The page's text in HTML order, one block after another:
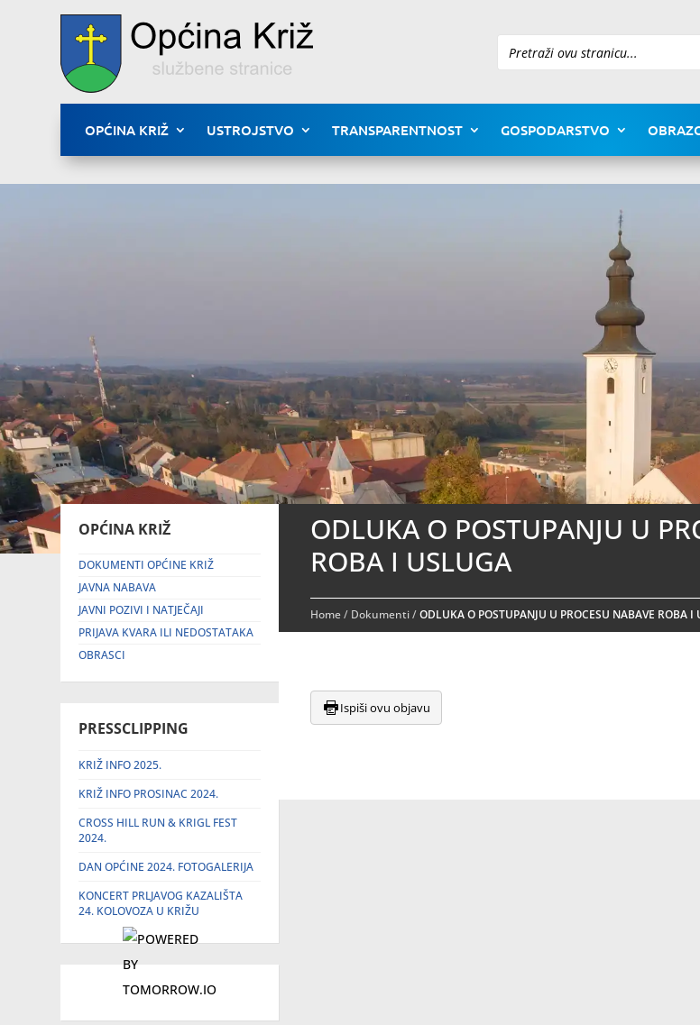
Pretraži
OPĆINA KRIŽ USTROJSTVO TRANSPARENTNOST GOSPODARSTVO
OPĆINA KRIŽ
DOKUMENTI OPĆINE KRIŽ
JAVNA NABAVA
JAVNI POZIVI I NATJEČAJI
PRIJAVA KVARA ILI NEDOSTATAKA
OBRASCI
PRESSCLIPPING
KRIŽ INFO 2025.
KRIŽ INFO PROSINAC 2024.
CROSS HILL RUN & KRIGL FEST
2024.
DAN OPĆINE 2024. FOTOGALERIJA
KONCERT PRLJAVOG KAZALIŠTA
24. KOLOVOZA U KRIŽU
ODLUKA O POSTUPANJU U
ROBA I USLUGA
Home/ Dokumenti/ODLUKA O POSTUPANJU U PROCESU NABAVE ROBA I
Ispiši ovu objavu